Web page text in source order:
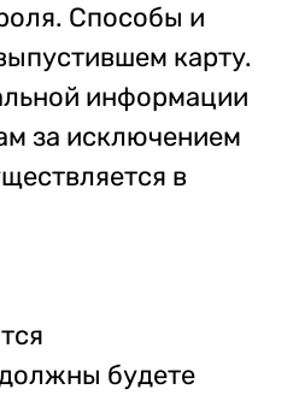
Способы и
карту.
информации
за исключением
в
будете